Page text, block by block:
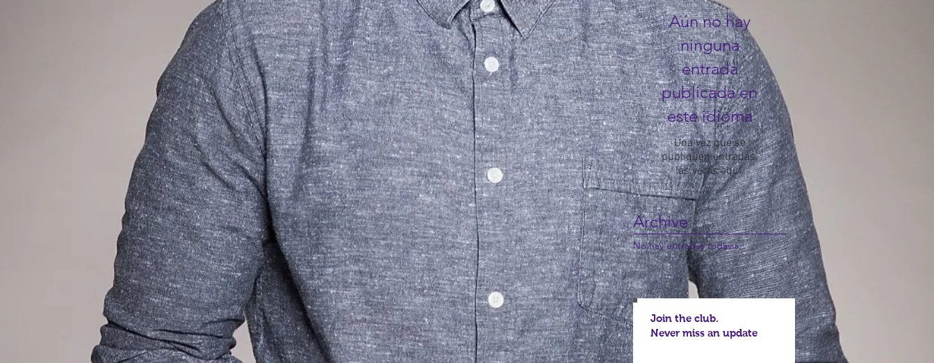
Aún no hay
ninguna
entrada
publicada en
este idioma
Una vez que se
publiquen entradas,
las verás aquí.
Archive
No hay entradas todavía.
Join the club.
Never miss an update